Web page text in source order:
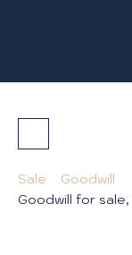
Sale
Goodwill
Goodwill for